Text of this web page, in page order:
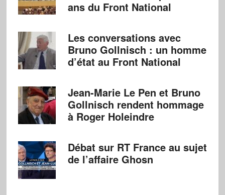
ans du Front National
Les conversations avec
Bruno Gollnisch : un homme
d’état au Front National
Jean-Marie Le Pen et Bruno
Gollnisch rendent hommage
à Roger Holeindre
Débat sur RT France au sujet
de l’affaire Ghosn